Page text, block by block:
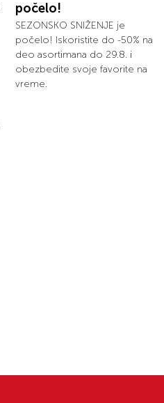
počelo!
SEZONSKO SNIŽENJE je
počelo! Iskoristite do -50% na
deo asortimana do 29.8. i
obezbedite svoje favorite na
vreme.